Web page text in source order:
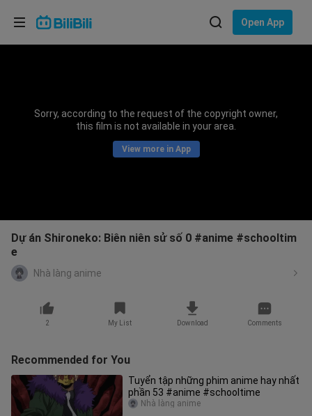
Open App
Sorry, according to the request of the copyright owner,
this film is not available in your area.
View more in App
Dự án Shironeko: Biên niên sử số 0 #anime #schooltim
e
Nhà làng anime
2 My List Download Comments
Recommended for You
Tuyển tập những phim anime hay nhất
phần 53 #anime #schooltime
Nhà làng anime
Choose your language